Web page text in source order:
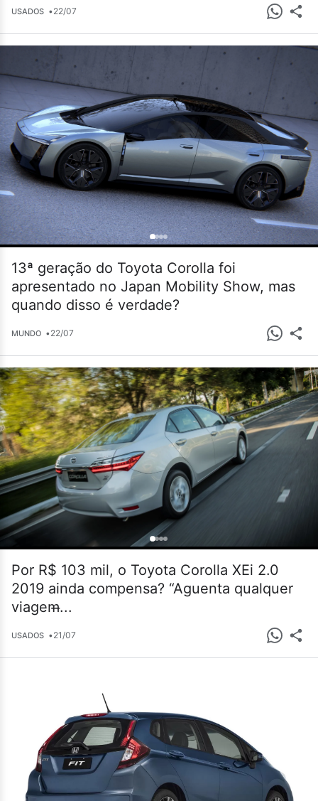
USADOS •22/07
13ª geração do Toyota Corolla foi
apresentado no Japan Mobility Show, mas
quando disso é verdade?
MUNDO •22/07
Por R$ 103 mil, o Toyota Corolla XEi 2.0
2019 ainda compensa? “Aguenta qualquer
viagem̶...
USADOS •21/07